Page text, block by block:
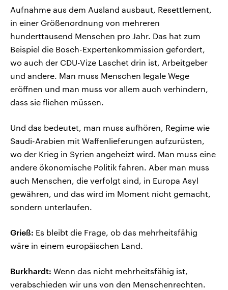
Aufnahme aus dem Ausland ausbaut, Resettlement,
in einer Größenordnung von mehreren
hunderttausend Menschen pro Jahr. Das hat zum
Beispiel die Bosch-Expertenkommission gefordert,
wo auch der CDU-Vize Laschet drin ist, Arbeitgeber
und andere. Man muss Menschen legale Wege
eröffnen und man muss vor allem auch verhindern,
dass sie fliehen müssen.
Und das bedeutet, man muss aufhören, Regime wie
Saudi-Arabien mit Waffenlieferungen aufzurüsten,
wo der Krieg in Syrien angeheizt wird. Man muss eine
andere ökonomische Politik fahren. Aber man muss
auch Menschen, die verfolgt sind, in Europa Asyl
gewähren, und das wird im Moment nicht gemacht,
sondern unterlaufen.
Grieß: Es bleibt die Frage, ob das mehrheitsfähig
wäre in einem europäischen Land.
Burkhardt: Wenn das nicht mehrheitsfähig ist,
verabschieden wir uns von den Menschenrechten.